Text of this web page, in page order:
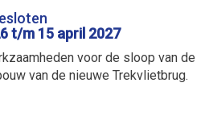
t/m 15 april 2027
voor de sloop van de
van de nieuwe Trekvlietbrug.